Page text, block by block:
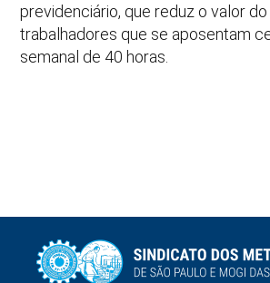
previdenciário, que reduz o valor
trabalhadores que se aposentam
semanal de 40 horas.